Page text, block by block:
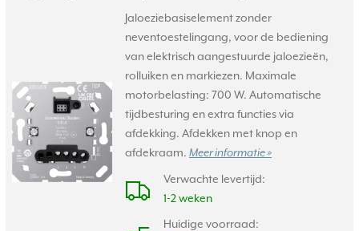
Jaloeziebasiselement zonder
neventoestelingang, voor de bediening
van elektrisch aangestuurde jaloezieën,
rolluiken en markiezen. Maximale
motorbelasting: 700 W. Automatische
tijdbesturing en extra functies via
afdekking. Afdekken met knop en
afdekraam. Meer informatie »
Verwachte levertijd:
1-2 weken
Huidige voorraad: